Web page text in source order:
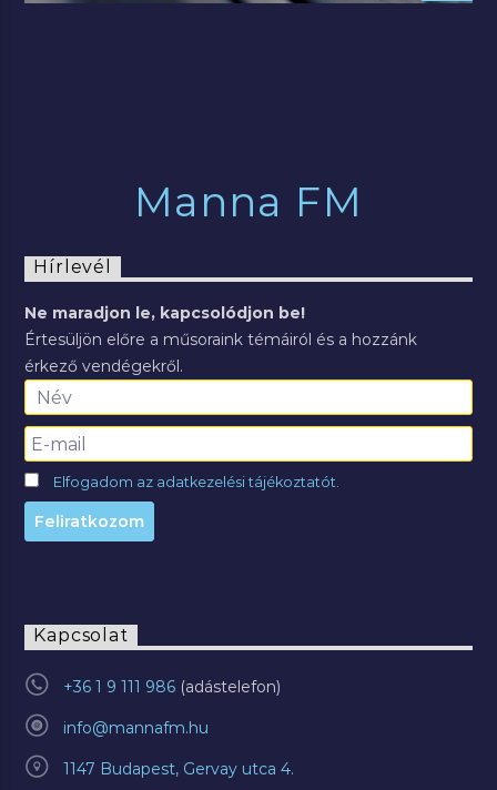
Manna FM
Hírlevél
Ne maradjon le, kapcsolódjon be!
Értesüljön előre a műsoraink témáiról és a hozzánk
érkező vendégekről.
Elfogadom az adatkezelési tájékoztatót.
Kapcsolat
+36 1 9 111 986
info@mannafm.hu
1147 Budapest, Gervay utca 4.